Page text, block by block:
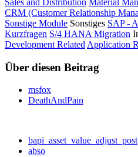
CRM (Customer Relationship
Sonstige Module Sonstiges SAP -
Kurzfragen S/4 HANA Migration
Development Related Application
Über diesen Beitrag
msfox
DeathAndPain
bapi_asset_value_adjust_post
abso